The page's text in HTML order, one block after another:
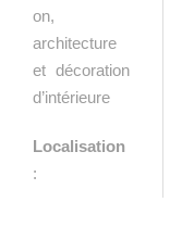
on,
architecture
et décoration
d’intérieure
Localisation
: